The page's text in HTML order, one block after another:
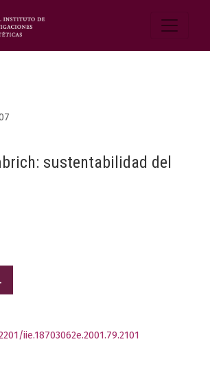
sustentabilidad del
iie.18703062e.2001.79.2101